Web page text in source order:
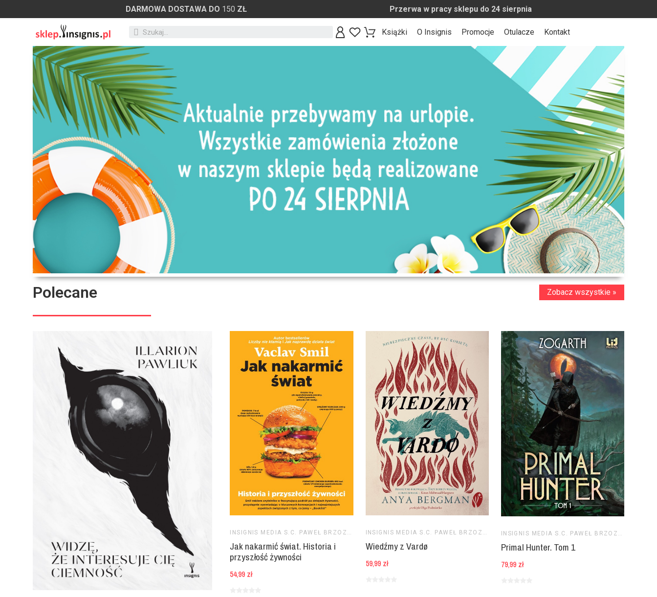
DARMOWA DOSTAWA DO 150 ZŁ Przerwa w pracy sklepu do 24 sierpnia
Książki O Insignis Promocje Otulacze Kontakt
Polecane
Jak nakarmić świat. Historia i
przyszłość żywności
54,99 zł
Wiedźmy z Vardø
59,99 zł
INSIGNIS MEDIA S.C. PAWEŁ BRZOZOWSKI TOMASZ BRZOZOWSKI
Primal Hunter. Tom 1
79,99 zł